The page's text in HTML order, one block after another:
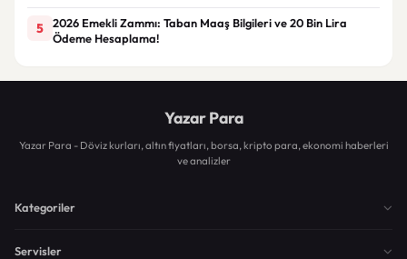
5
2026 Emekli Zammı: Taban Maaş Bilgileri ve 20 Bin Lira
Ödeme Hesaplama!
Yazar Para
Yazar Para - Döviz kurları, altın fiyatları, borsa, kripto para, ekonomi haberleri
ve analizler
Kategoriler
Servisler